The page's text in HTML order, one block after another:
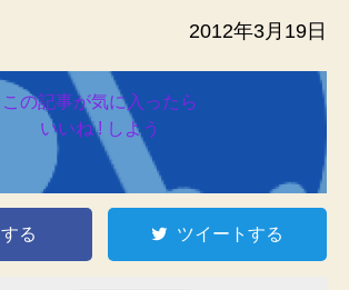
2012年3月19日
この記事が気に入ったら
いいね ! しよう
る ツイートする